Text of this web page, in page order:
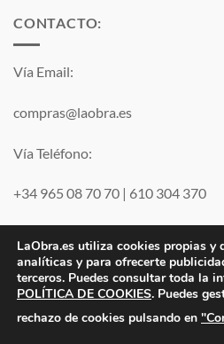
CONTACTO:
Vía Email:
compras@laobra.es
Vía Teléfono:
+34 965 08 70 70 | 610 304 370
Visa
Electro JJ San Juan, S.L. |
LaObra.es utiliza cookies propias y
analíticas y para ofrecerte
terceros. Puedes consultar toda la
POLÍTICA DE COOKIES. Puedes
rechazo de cookies pulsando en